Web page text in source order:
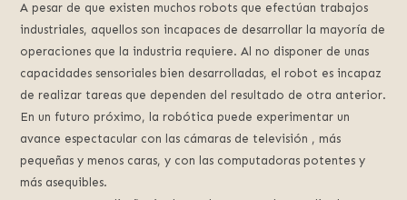
A pesar de que existen muchos robots que efectúan trabajos
industriales, aquellos son incapaces de desarrollar la mayoría de
operaciones que la industria requiere. Al no disponer de unas
capacidades sensoriales bien desarrolladas, el robot es incapaz
de realizar tareas que dependen del resultado de otra anterior.
En un futuro próximo, la robótica puede experimentar un
avance espectacular con las cámaras de televisión , más
pequeñas y menos caras, y con las computadoras potentes y
más asequibles.